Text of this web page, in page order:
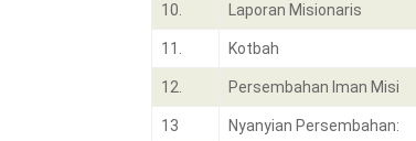
10. Laporan Misionaris
11. Kotbah
12. Persembahan Iman Misi
13 Nyanyian Persembahan: